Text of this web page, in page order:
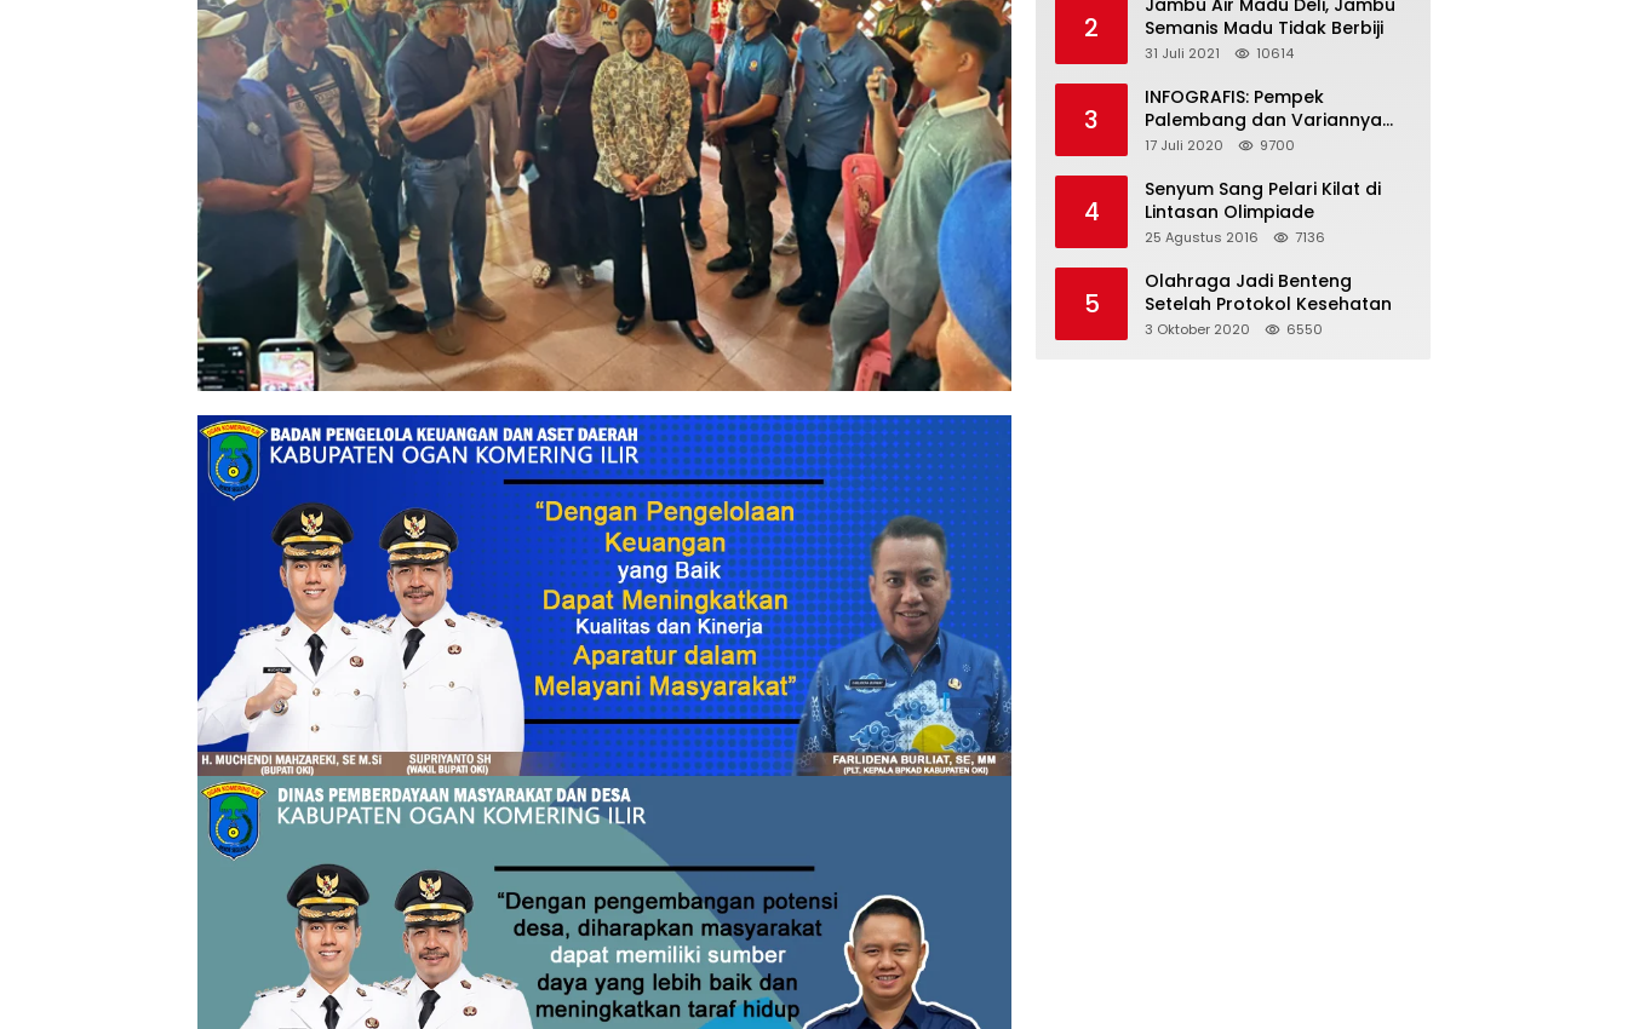
2
Jambu Air Madu Deli, Jambu
Semanis Madu Tidak Berbiji
31 Juli 2021 10614
3
INFOGRAFIS: Pempek
Palembang dan Variannya
yang Melegenda
17 Juli 2020 9700
4
Senyum Sang Pelari Kilat di
Lintasan Olimpiade
25 Agustus 2016 7136
5
Olahraga Jadi Benteng
Setelah Protokol Kesehatan
3 Oktober 2020 6550